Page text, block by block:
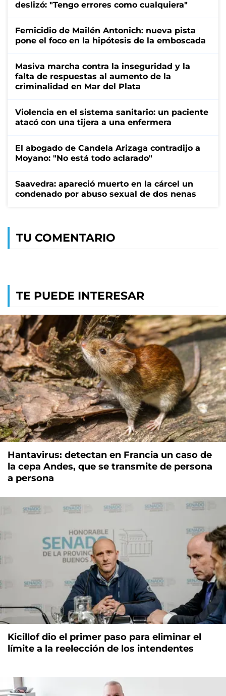
deslizó: "Tengo errores como cualquiera"
Femicidio de Mailén Antonich: nueva pista
pone el foco en la hipótesis de la emboscada
Masiva marcha contra la inseguridad y la
falta de respuestas al aumento de la
criminalidad en Mar del Plata
Violencia en el sistema sanitario: un paciente
atacó con una tijera a una enfermera
El abogado de Candela Arizaga contradijo a
Moyano: "No está todo aclarado"
Saavedra: apareció muerto en la cárcel un
condenado por abuso sexual de dos nenas
TU COMENTARIO
TE PUEDE INTERESAR
Hantavirus: detectan en Francia un caso de
la cepa Andes, que se transmite de persona
a persona
Kicillof dio el primer paso para eliminar el
límite a la reelección de los intendentes